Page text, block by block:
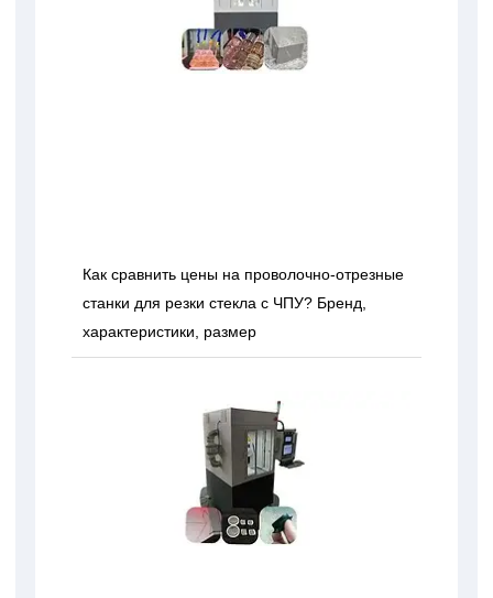
Как сравнить цены на проволочно-отрезные
станки для резки стекла с ЧПУ? Бренд,
характеристики, размер